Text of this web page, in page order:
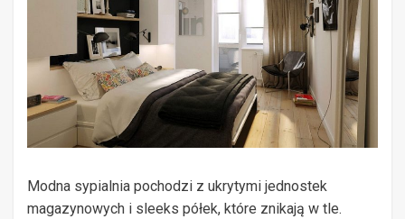
Modna sypialnia pochodzi z ukrytymi jednostek
magazynowych i sleeks półek, które znikają w tle.